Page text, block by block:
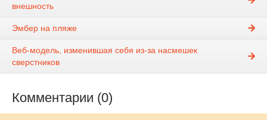
внешность
Эмбер на пляже
Веб-модель, изменившая себя из-за насмешек
сверстников
Комментарии (0)